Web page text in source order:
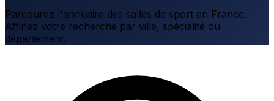
Parcourez l'annuaire des salles de sport en France.
Affinez votre recherche par ville, spécialité ou
département.